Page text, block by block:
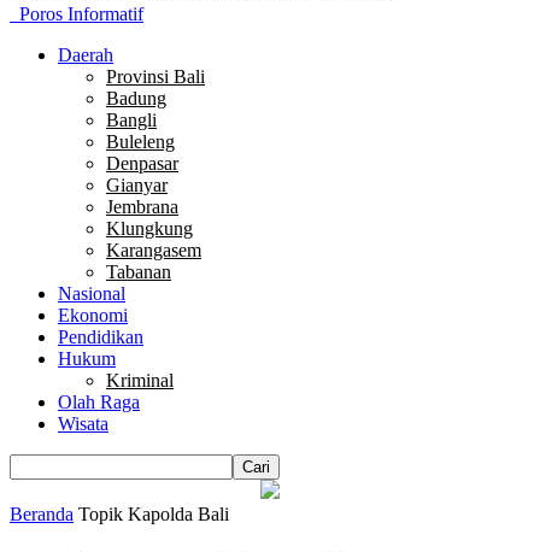
Poros Informatif
Daerah
Provinsi Bali
Badung
Bangli
Buleleng
Denpasar
Gianyar
Jembrana
Klungkung
Karangasem
Tabanan
Nasional
Ekonomi
Pendidikan
Hukum
Kriminal
Olah Raga
Wisata
Beranda Topik Kapolda Bali